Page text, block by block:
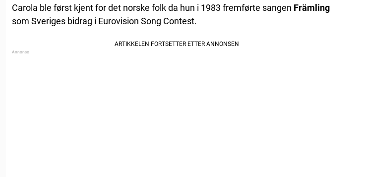
Carola ble først kjent for det norske folk da hun i 1983 fremførte sangen Främling
som Sveriges bidrag i Eurovision Song Contest.